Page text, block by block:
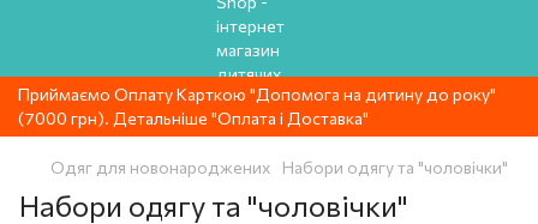
Приймаємо Оплату Карткою "Допомога на дитину до року"
(7000 грн). Детальніше "Оплата і Доставка"
Одяг для новонароджених Набори одягу та "чоловічки"
Набори одягу та "чоловічки"